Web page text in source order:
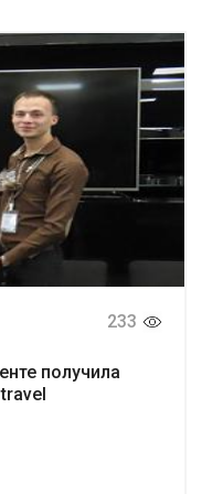
233
получила